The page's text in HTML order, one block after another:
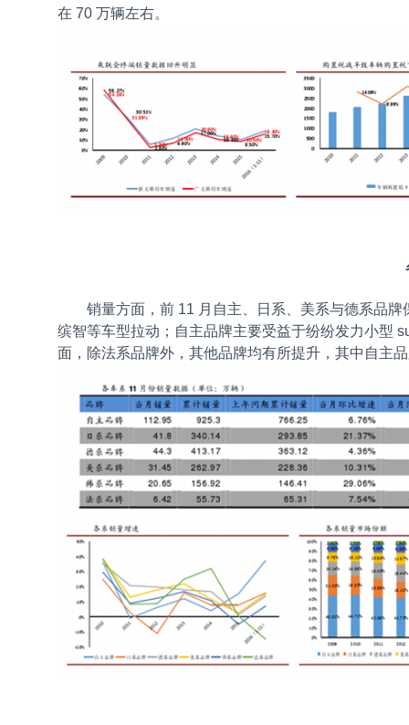
在 70 万辆左右。
销量方面，前 11 月自主、日系、美系与德系品
缤智等车型拉动；自主品牌主要受益于纷纷发力小型
面，除法系品牌外，其他品牌均有所提升，其中自主